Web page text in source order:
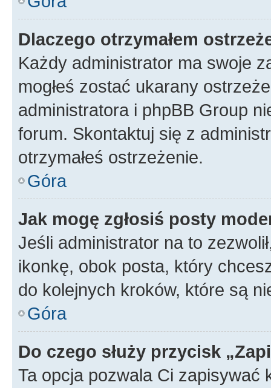
Dlaczego otrzymałem
Każdy administrator ma swoje
mogłeś zostać ukarany
administratora i phpBB Group
forum. Skontaktuj się z
otrzymałeś ostrzeżenie.
Góra
Jak mogę zgłosiś posty
Jeśli administrator na to
ikonkę, obok posta, który
do kolejnych kroków, które są
Góra
Do czego służy przycisk
Ta opcja pozwala Ci zapisywać